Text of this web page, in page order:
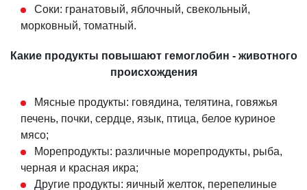
Соки: гранатовый, яблочный, свекольный,
морковный, томатный.
Какие продукты повышают гемоглобин - животного
происхождения
Мясные продукты: говядина, телятина, говяжья
печень, почки, сердце, язык, птица, белое куриное
мясо;
Морепродукты: различные морепродукты, рыба,
черная и красная икра;
Другие продукты: яичный желток, перепелиные